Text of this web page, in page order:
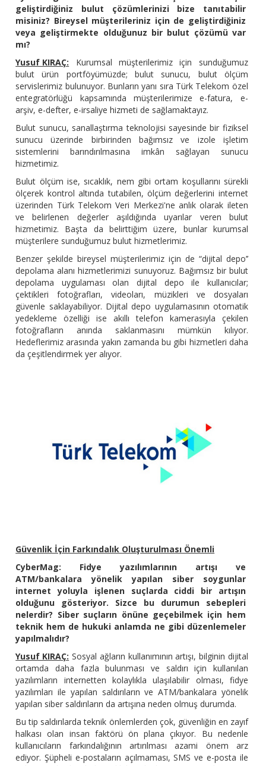
geliştirdiğiniz bulut çözümlerinizi bize tanıtabilir
misiniz? Bireysel müşterileriniz için de geliştirdiğiniz
veya geliştirmekte olduğunuz bir bulut çözümü var
mı?
Yusuf KIRAÇ: Kurumsal müşterilerimiz için sunduğumuz
bulut ürün portföyümüzde; bulut sunucu, bulut ölçüm
servislerimiz bulunuyor. Bunların yanı sıra Türk Telekom özel
entegratörlüğü kapsamında müşterilerimize e-fatura, e-
arşiv, e-defter, e-irsaliye hizmeti de sağlamaktayız.
Bulut sunucu, sanallaştırma teknolojisi sayesinde bir fiziksel
sunucu üzerinde birbirinden bağımsız ve izole işletim
sistemlerini barındırılmasına imkân sağlayan sunucu
hizmetimiz.
Bulut ölçüm ise, sıcaklık, nem gibi ortam koşullarını sürekli
ölçerek kontrol altında tutabilen, ölçüm değerlerini internet
üzerinden Türk Telekom Veri Merkezi'ne anlık olarak ileten
ve belirlenen değerler aşıldığında uyarılar veren bulut
hizmetimiz. Başta da belirttiğim üzere, bunlar kurumsal
müşterilere sunduğumuz bulut hizmetlerimiz.
Benzer şekilde bireysel müşterilerimiz için de “dijital depo’’
depolama alanı hizmetlerimizi sunuyoruz. Bağımsız bir bulut
depolama uygulaması olan dijital depo ile kullanıcılar;
çektikleri fotoğrafları, videoları, müzikleri ve dosyaları
güvenle saklayabiliyor. Dijital depo uygulamasının otomatik
yedekleme özelliği ise akıllı telefon kamerasıyla çekilen
fotoğrafların anında saklanmasını mümkün kılıyor.
Hedeflerimiz arasında yakın zamanda bu gibi hizmetleri daha
da çeşitlendirmek yer alıyor.
Güvenlik İçin Farkındalık Oluşturulması Önemli
CyberMag: Fidye yazılımlarının artışı ve
ATM/bankalara yönelik yapılan siber soygunlar
internet yoluyla işlenen suçlarda ciddi bir artışın
olduğunu gösteriyor. Sizce bu durumun sebepleri
nelerdir? Siber suçların önüne geçebilmek için hem
teknik hem de hukuki anlamda ne gibi düzenlemeler
yapılmalıdır?
Yusuf KIRAÇ: Sosyal ağların kullanımının artışı, bilginin dijital
ortamda daha fazla bulunması ve saldırı için kullanılan
yazılımların internetten kolaylıkla ulaşılabilir olması, fidye
yazılımları ile yapılan saldırıların ve ATM/bankalara yönelik
yapılan siber saldırıların da artışına neden olmuş durumda.
Bu tip saldırılarda teknik önlemlerden çok, güvenliğin en zayıf
halkası olan insan faktörü ön plana çıkıyor. Bu nedenle
kullanıcıların farkındalığının artırılması azami önem arz
ediyor. Şüpheli e-postaların açılmaması, SMS ve e-posta ile